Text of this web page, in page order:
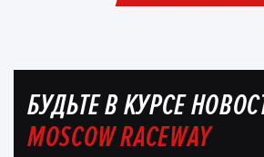
БУДЬТЕ В КУРСЕ
MOSCOW RACEWAY